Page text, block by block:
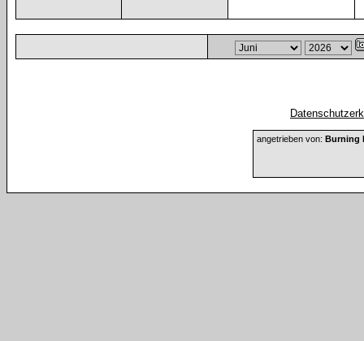
angetrieben von: Burning